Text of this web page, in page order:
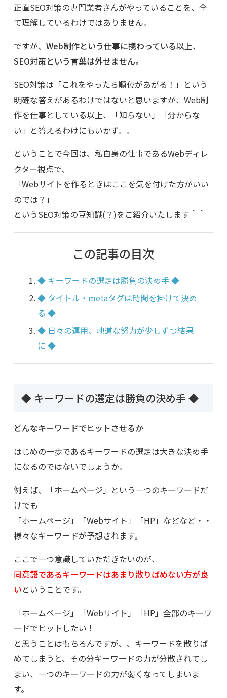
正直SEO対策の専門業者さんがやっていることを、全
て理解しているわけではありません。
ですが、 Web制作という仕事に携わっている以上、
SEO対策という言葉は外せません。
SEO対策は「これをやったら順位があがる！」という
明確な答えがあるわけではないと思いますが、Web制
作を仕事としている以上、「知らない」「分からな
い」と答えるわけにもいかず。。
ということで今回は、私自身の仕事であるWebディレ
クター視点で、
「Webサイトを作るときはここを気を付けた方がいい
のでは？」
というSEO対策の豆知識(？)をご紹介いたします＾＾
この記事の目次
◆ キーワードの選定は勝負の決め手 ◆
◆ タイトル・metaタグは時間を掛けて決め
る ◆
◆ 日々の運用、地道な努力が少しずつ結果
に ◆
◆ キーワードの選定は勝負の決め手 ◆
どんなキーワードでヒットさせるか
はじめの一歩であるキーワードの選定は大きな決め手
になるのではないでしょうか。
例えば、「ホームページ」という一つのキーワードだ
けでも
「ホームページ」「Webサイト」「HP」などなど・・
様々なキーワードが予想されます。
ここで一つ意識していただきたいのが、
同意語であるキーワードはあまり散りばめない方が良
いということです。
「ホームページ」「Webサイト」「HP」全部のキーワ
ードでヒットしたい！
と思うことはもちろんですが、、キーワードを散りば
めてしまうと、その分キーワードの力が分散されてし
まい、一つのキーワードの力が弱くなってしまいま
す。